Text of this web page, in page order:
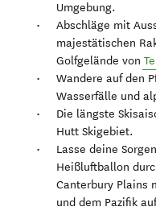
Umgebung.
Abschläge mit
majestätischen
Golfgelände von
Wandere auf den
Wasserfälle und
Die längste
Hutt Skigebiet.
Lasse deine
Heißluftballon
Canterbury Plains
und dem Pazifik